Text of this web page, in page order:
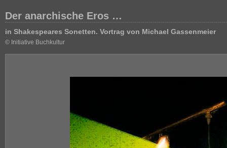
Der anarchische Eros …
in Shakespeares Sonetten. Vortrag von Michael Gassenmeier
© Initiative Buchkultur